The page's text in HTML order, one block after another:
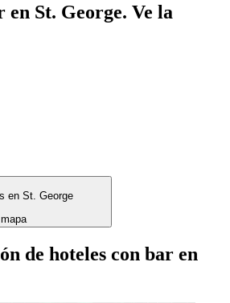
en St. George. Ve la
de hoteles con bar en